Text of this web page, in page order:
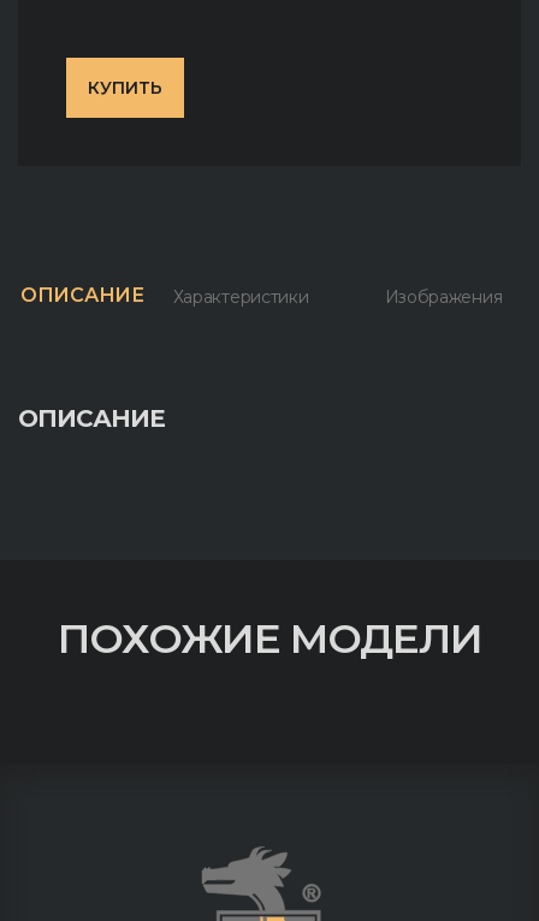
КУПИТЬ
ОПИСАНИЕ Характеристики Изображения
ОПИСАНИЕ
ПОХОЖИЕ МОДЕЛИ